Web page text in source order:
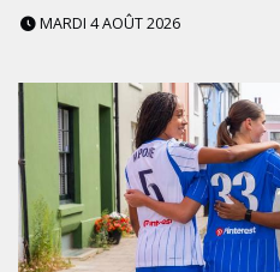
MARDI 4 AOÛT 2026